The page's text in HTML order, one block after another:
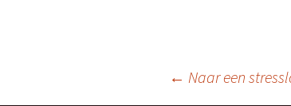
← Naar een